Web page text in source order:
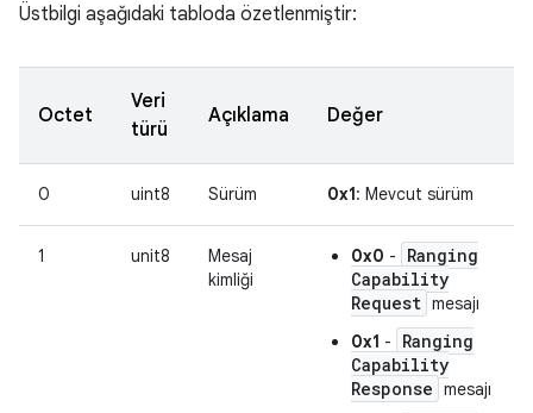
Üstbilgi aşağıdaki tabloda özetlenmiştir:
Octet
Veri
türü
Açıklama Değer
0 uint8 Sürüm 0x1: Mevcut sürüm
1 unit8
Mesaj
kimliği
0x0 -
Ranging
Capability
Request mesajı
0x1 -
Ranging
Capability
Response mesajı